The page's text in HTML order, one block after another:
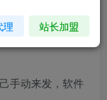
客流，都会推出
手动来发，软件
理 站长加盟